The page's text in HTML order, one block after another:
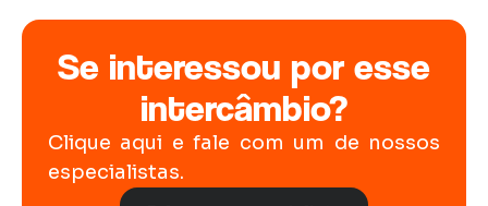
Se interessou por esse
intercâmbio?
Clique aqui e fale com um de nossos
especialistas.